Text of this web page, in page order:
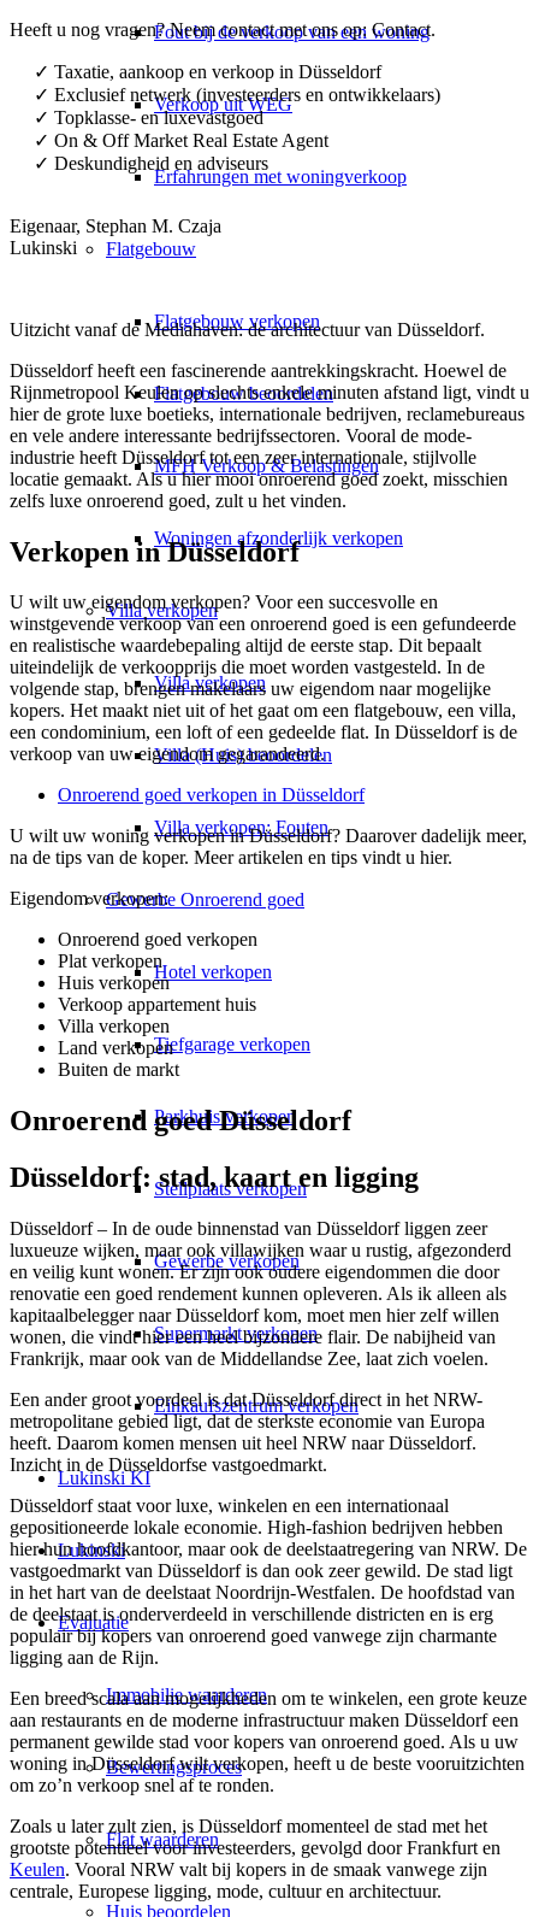
Fout bij de verkoop van een woning
Verkoop uit WEG
Erfahrungen met woningverkoop
Flatgebouw
Flatgebouw verkopen
Flatgebouw beoordelen
MFH Verkoop & Belastingen
Woningen afzonderlijk verkopen
Villaverkopen
Villa verkopen
Villa (Huis) beoordelen
Villa verkopen: Fouten
Gewerbe Onroerend goed
Hotel verkopen
Tiefgarage verkopen
Parkhuis verkopen
Stellplaats verkopen
Gewerbe verkopen
Supermarkt verkopen
Einkaufszentrum verkopen
Lukinski KI
Lukinski
Evaluatie
Immobilie waarderen
Bewertingsproces
Flat waarderen
Huis beoordelen
Heeft u nog vragen? Neem contact met ons op: Contact.
✓ Taxatie, aankoop en verkoop in Düsseldorf
✓ Exclusief netwerk (investeerders en ontwikkelaars)
✓ Topklasse- en luxevastgoed
✓ On & Off Market Real Estate Agent
✓ Deskundigheid en adviseurs
Eigenaar, Stephan M. Czaja
Lukinski
Uitzicht vanaf de Mediahaven: de architectuur van Düsseldorf.
Düsseldorf heeft een fascinerende aantrekkingskracht. Hoewel de
Rijnmetropool Keulen op slechts enkele minuten afstand ligt, vindt u
hier de grote luxe boetieks, internationale bedrijven, reclamebureaus
en vele andere interessante bedrijfssectoren. Vooral de mode-
industrie heeft Düsseldorf tot een zeer internationale, stijlvolle
locatie gemaakt. Als u hier mooi onroerend goed zoekt, misschien
zelfs luxe onroerend goed, zult u het vinden.
Verkopen in Düsseldorf
U wilt uw eigendom verkopen? Voor een succesvolle en
winstgevende verkoop van een onroerend goed is een gefundeerde
en realistische waardebepaling altijd de eerste stap. Dit bepaalt
uiteindelijk de verkoopprijs die moet worden vastgesteld. In de
volgende stap, brengen makelaars uw eigendom naar mogelijke
kopers. Het maakt niet uit of het gaat om een flatgebouw, een villa,
een condominium, een loft of een gedeelde flat. In Düsseldorf is de
verkoop van uw eigendom gegarandeerd.
Onroerend goed verkopen in Düsseldorf
U wilt uw woning verkopen in Düsseldorf? Daarover dadelijk meer,
na de tips van de koper. Meer artikelen en tips vindt u hier.
Eigendom verkopen:
Onroerend goed verkopen
Plat verkopen
Huis verkopen
Verkoop appartement huis
Villa verkopen
Land verkopen
Buiten de markt
Onroerend goed Düsseldorf
Düsseldorf: stad, kaart en ligging
Düsseldorf – In de oude binnenstad van Düsseldorf liggen zeer
luxueuze wijken, maar ook villawijken waar u rustig, afgezonderd
en veilig kunt wonen. Er zijn ook oudere eigendommen die door
renovatie een goed rendement kunnen opleveren. Als ik alleen als
kapitaalbelegger naar Düsseldorf kom, moet men hier zelf willen
wonen, die vindt hier een heel bijzondere flair. De nabijheid van
Frankrijk, maar ook van de Middellandse Zee, laat zich voelen.
Een ander groot voordeel is dat Düsseldorf direct in het NRW-
metropolitane gebied ligt, dat de sterkste economie van Europa
heeft. Daarom komen mensen uit heel NRW naar Düsseldorf.
Inzicht in de Düsseldorfse vastgoedmarkt.
Düsseldorf staat voor luxe, winkelen en een internationaal
gepositioneerde lokale economie. High-fashion bedrijven hebben
hier hun hoofdkantoor, maar ook de deelstaatregering van NRW. De
vastgoedmarkt van Düsseldorf is dan ook zeer gewild. De stad ligt
in het hart van de deelstaat Noordrijn-Westfalen. De hoofdstad van
de deelstaat is onderverdeeld in verschillende districten en is erg
populair bij kopers van onroerend goed vanwege zijn charmante
ligging aan de Rijn.
Een breed scala aan mogelijkheden om te winkelen, een grote keuze
aan restaurants en de moderne infrastructuur maken Düsseldorf een
permanent gewilde stad voor kopers van onroerend goed. Als u uw
woning in Düsseldorf wilt verkopen, heeft u de beste vooruitzichten
om zo’n verkoop snel af te ronden.
Zoals u later zult zien, is Düsseldorf momenteel de stad met het
grootste potentieel voor investeerders, gevolgd doorFrankfurt en
Keulen. Vooral NRW valt bij kopers in de smaak vanwege zijn
centrale, Europese ligging, mode, cultuur en architectuur.